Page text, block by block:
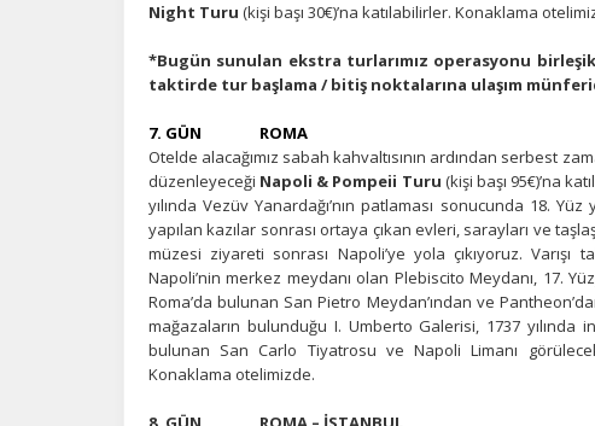
Night Turu (kişi başı 30€)’na katılabilirler. Konaklama
*Bugün sunulan ekstra turlarımız operasyonu birleşik
taktirde tur başlama / bitiş noktalarına ulaşım
7. GÜN ROMA
Otelde alacağımız sabah kahvaltısının ardından serbest
düzenleyeceği Napoli & Pompeii Turu (kişi başı 95€)’na
yılında Vezüv Yanardağı’nın patlaması sonucunda 18.
yapılan kazılar sonrası ortaya çıkan evleri, sarayları ve
müzesi ziyareti sonrası Napoli’ye yola çıkıyoruz.
Napoli’nin merkez meydanı olan Plebiscito Meydanı, 17.
Roma’da bulunan San Pietro Meydan’ından ve
mağazaların bulunduğu I. Umberto Galerisi, 1737
bulunan San Carlo Tiyatrosu ve Napoli Limanı
Konaklama otelimizde.